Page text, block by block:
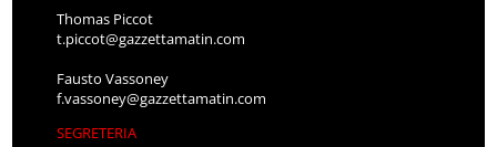
Thomas Piccot
t.piccot@gazzettamatin.com
Fausto Vassoney
f.vassoney@gazzettamatin.com
SEGRETERIA